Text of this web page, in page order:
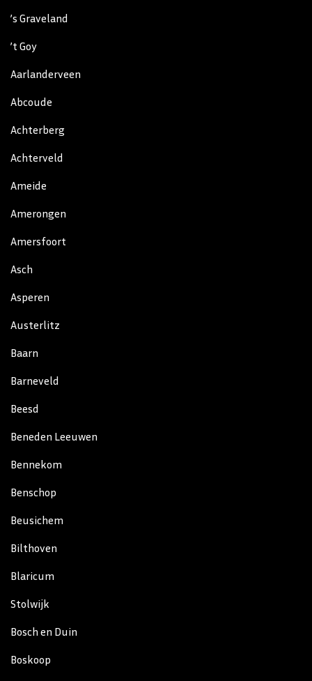
’s Graveland
’t Goy
Aarlanderveen
Abcoude
Achterberg
Achterveld
Ameide
Amerongen
Amersfoort
Asch
Asperen
Austerlitz
Baarn
Barneveld
Beesd
Beneden Leeuwen
Bennekom
Benschop
Beusichem
Bilthoven
Blaricum
Stolwijk
Bosch en Duin
Boskoop